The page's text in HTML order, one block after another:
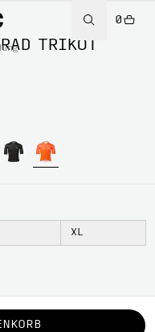
0
TRIKOT
XL